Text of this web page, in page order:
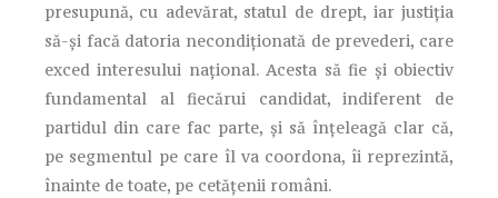
presupună, cu adevărat, statul de drept, iar justiția
să-și facă datoria necondiționată de prevederi, care
exced interesului național. Acesta să fie și obiectiv
fundamental al fiecărui candidat, indiferent de
partidul din care fac parte, și să înțeleagă clar că,
pe segmentul pe care îl va coordona, îi reprezintă,
înainte de toate, pe cetățenii români.